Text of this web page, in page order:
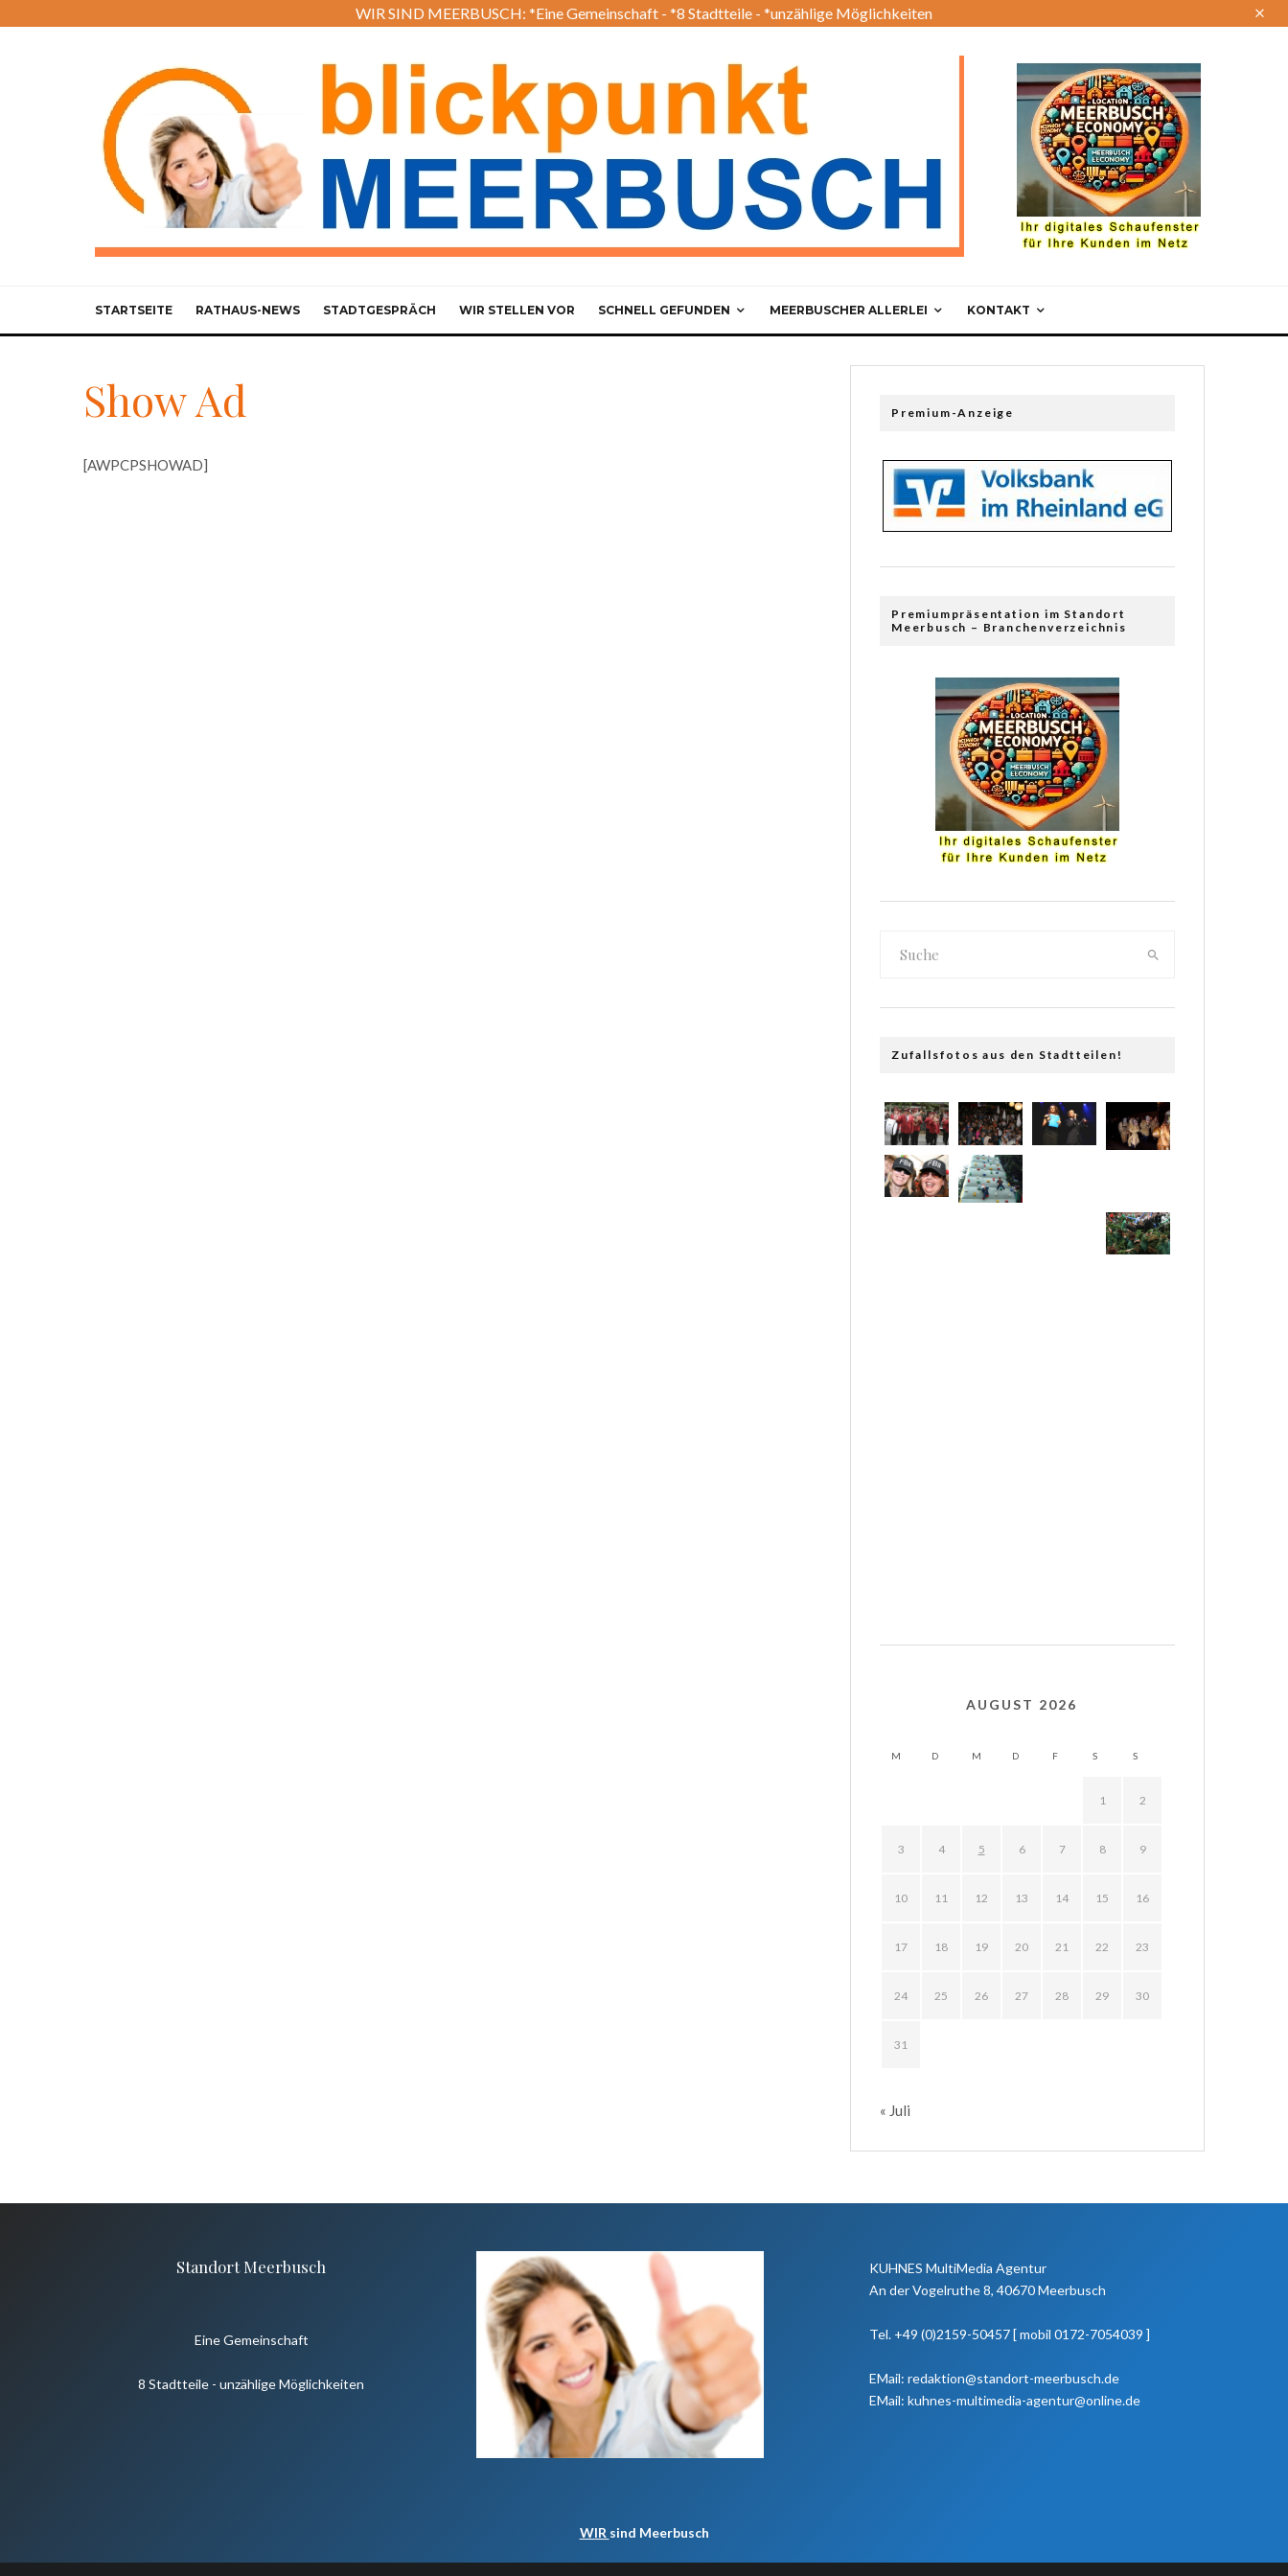
WIR SIND MEERBUSCH: *Eine Gemeinschaft - *8 Stadtteile - *unzählige Möglichkeiten
STARTSEITE RATHAUS-NEWS STADTGESPRÄCH WIR STELLEN VOR SCHNELL GEFUNDEN MEERBUSCHER ALLERLEI KONTAKT
Show Ad
[AWPCPSHOWAD]
Premium-Anzeige
Premiumpräsentation im Standort
Meerbusch – Branchenverzeichnis
Zufallsfotos aus den Stadtteilen!
AUGUST 2026
M D M D F S S
1 2
3 4 5 6 7 8 9
10 11 12 13 14 15 16
17 18 19 20 21 22 23
24 25 26 27 28 29 30
31
« Juli
Standort Meerbusch
Eine Gemeinschaft
8 Stadtteile - unzählige Möglichkeiten
WIR sind Meerbusch
KUHNES MultiMedia Agentur
An der Vogelruthe 8, 40670 Meerbusch
Tel. +49 (0)2159-50457 [ mobil 0172-7054039 ]
EMail: redaktion@standort-meerbusch.de
EMail: kuhnes-multimedia-agentur@online.de